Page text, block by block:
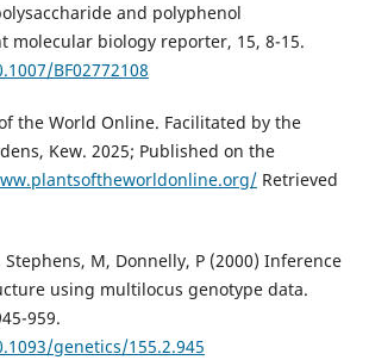
and polyphenol
molecular biology reporter, 15, 8-15.
BF02772108
the World Online. Facilitated by the
Kew. 2025; Published on the
Retrieved
Stephens, M, Donnelly, P (2000) Inference
using multilocus genotype data.
959.
genetics/155.2.945